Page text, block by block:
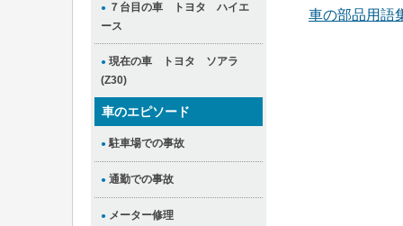
●
７台目の車 トヨタ ハイエ
ース
● 現在の車 トヨタ ソアラ
(Z30)
車のエピソード
● 駐車場での事故
● 通勤での事故
● メーター修理
車の部品用語